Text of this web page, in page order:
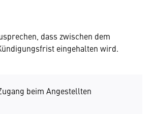
dass zwischen dem
eingehalten wird.
beim Angestellten